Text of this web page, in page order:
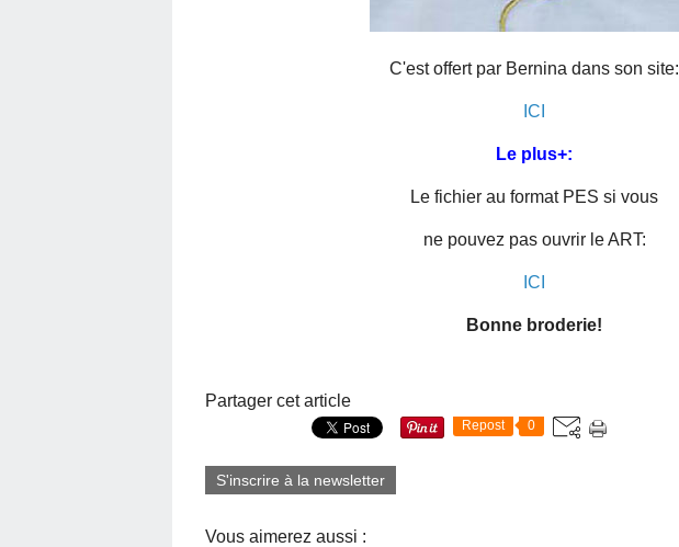
C'est offert par Bernina dans son site:
ICI
Le plus+:
Le fichier au format PES si vous
ne pouvez pas ouvrir le ART:
ICI
Bonne broderie!
Partager cet article
Repost 0
S'inscrire à la newsletter
Vous aimerez aussi :